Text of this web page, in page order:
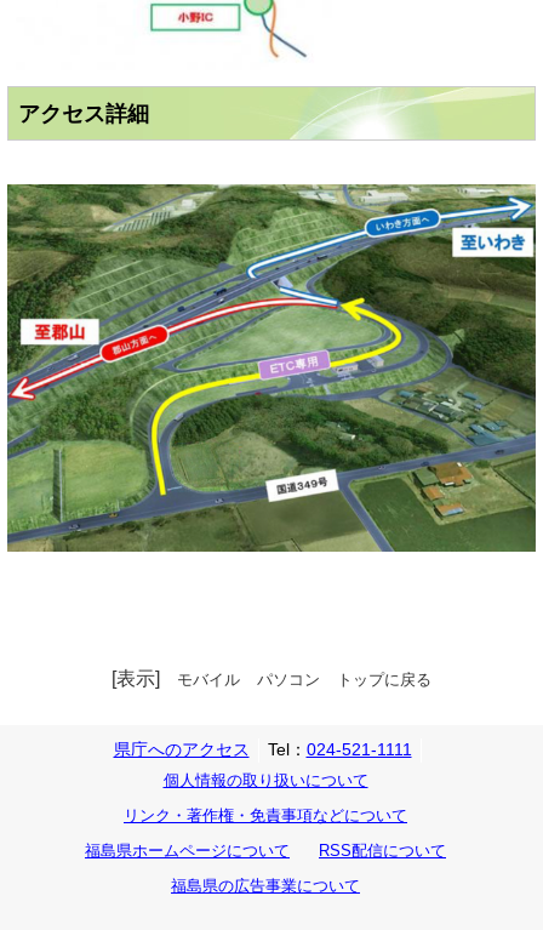
アクセス詳細
[表示] モバイル パソコン トップに戻る
県庁へのアクセス Tel： 024-521-1111
個人情報の取り扱いについて
リンク・著作権・免責事項などについて
福島県ホームページについて
RSS配信について
福島県の広告事業について